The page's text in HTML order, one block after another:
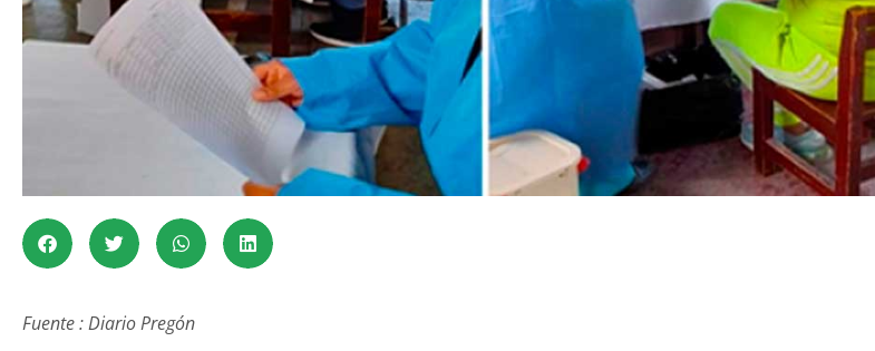
Fuente : Diario Pregón